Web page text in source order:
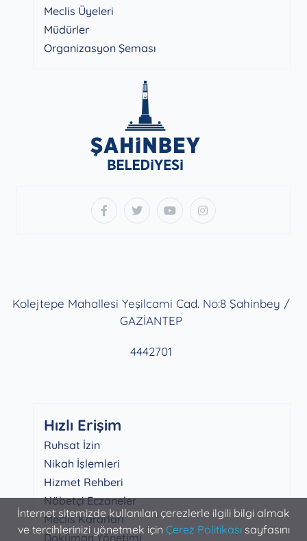
İnternet sitemizde kullanılan çerezlerle ilgili bilgi almak
ve tercihlerinizi yönetmek için Çerez Politikasısayfasını
Meclis Üyeleri
Müdürler
Organizasyon Şeması
Kolejtepe Mahallesi Yeşilcami Cad. No:8 Şahinbey /
GAZİANTEP
4442701
Hızlı Erişim
Ruhsat İzin
Nikah İşlemleri
Hizmet Rehberi
Nöbetçi Eczaneler
Meclis Kararları
Doküman Yönetimi